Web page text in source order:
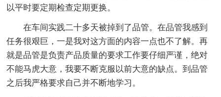
以平时要定期检查定期更换。
在车间实践二十多天被掉到了品管。在品管我感到
任务很艰巨，一是我对这方面的内容一点也不了解。再
就是品管是负责产品质量的要求工作要仔细严谨，绝对
不能马虎大意，我要不断克服以前大意的缺点。到品管
之后我严格要求自己并不断地学习。